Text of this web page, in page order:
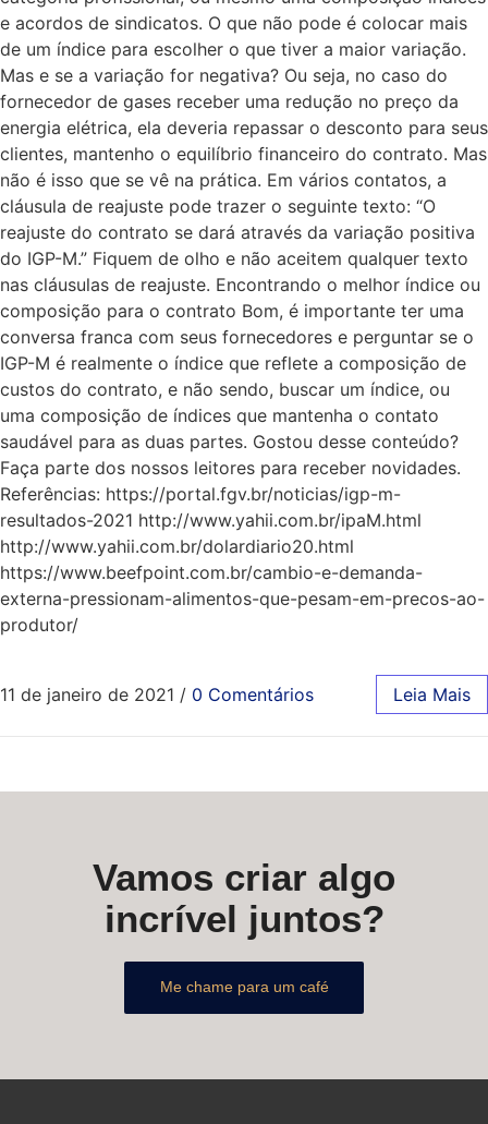
e acordos de sindicatos. O que não pode é colocar mais
de um índice para escolher o que tiver a maior variação.
Mas e se a variação for negativa? Ou seja, no caso do
fornecedor de gases receber uma redução no preço da
energia elétrica, ela deveria repassar o desconto para seus
clientes, mantenho o equilíbrio financeiro do contrato. Mas
não é isso que se vê na prática. Em vários contatos, a
cláusula de reajuste pode trazer o seguinte texto: “O
reajuste do contrato se dará através da variação positiva
do IGP-M.” Fiquem de olho e não aceitem qualquer texto
nas cláusulas de reajuste. Encontrando o melhor índice ou
composição para o contrato Bom, é importante ter uma
conversa franca com seus fornecedores e perguntar se o
IGP-M é realmente o índice que reflete a composição de
custos do contrato, e não sendo, buscar um índice, ou
uma composição de índices que mantenha o contato
saudável para as duas partes. Gostou desse conteúdo?
Faça parte dos nossos leitores para receber novidades.
Referências: https://portal.fgv.br/noticias/igp-m-
resultados-2021 http://www.yahii.com.br/ipaM.html
http://www.yahii.com.br/dolardiario20.html
https://www.beefpoint.com.br/cambio-e-demanda-
externa-pressionam-alimentos-que-pesam-em-precos-ao-
produtor/
11 de janeiro de 2021 / 0 Comentários Leia Mais
Vamos criar algo
incrível juntos?
Me chame para um café